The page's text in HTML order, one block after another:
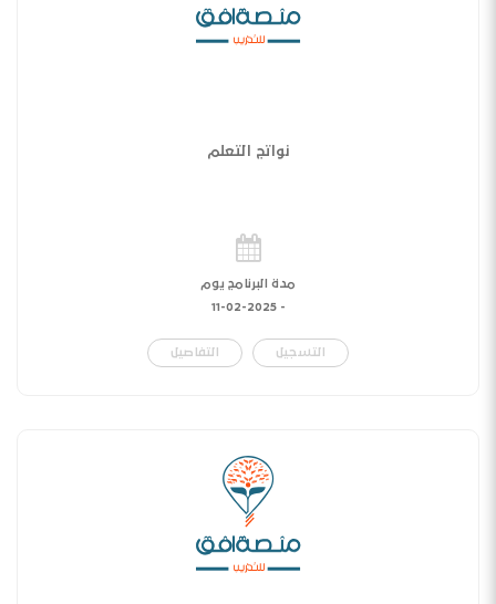
نواتج التعلم
مدة البرنامج يوم
-
11-02-2025
التسجيل التفاصيل